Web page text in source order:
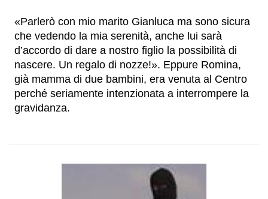
«Parlerò con mio marito Gianluca ma sono sicura
che vedendo la mia serenità, anche lui sarà
d’accordo di dare a nostro figlio la possibilità di
nascere. Un regalo di nozze!». Eppure Romina,
già mamma di due bambini, era venuta al Centro
perché seriamente intenzionata a interrompere la
gravidanza.